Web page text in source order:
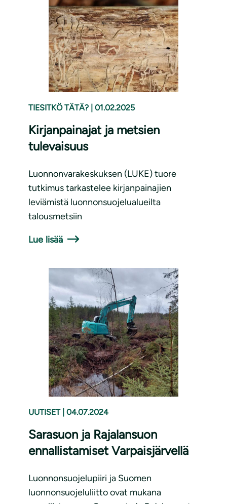
TIESITKÖ TÄTÄ? 01.02.2025
Kirjanpainajat ja metsien
tulevaisuus
Luonnonvarakeskuksen (LUKE) tuore
tutkimus tarkastelee kirjanpainajien
leviämistä luonnonsuojelualueilta
talousmetsiin
Lue lisää
UUTISET 04.07.2024
Sarasuon ja Rajalansuon
ennallistamiset Varpaisjärvellä
Luonnonsuojelupiiri ja Suomen
luonnonsuojeluliitto ovat mukana